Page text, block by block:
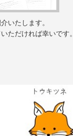
いたします。
ただければ幸いです。